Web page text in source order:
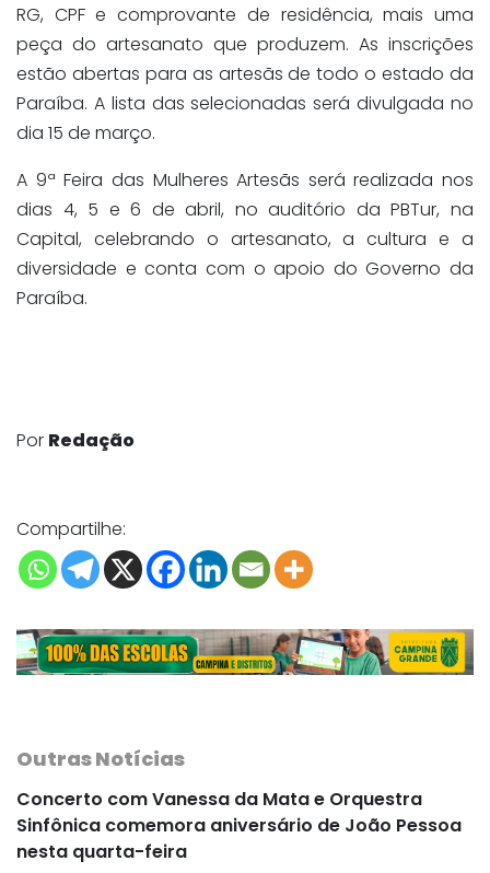
RG, CPF e comprovante de residência, mais uma
peça do artesanato que produzem. As inscrições
estão abertas para as artesãs de todo o estado da
Paraíba. A lista das selecionadas será divulgada no
dia 15 de março.
A 9ª Feira das Mulheres Artesãs será realizada nos
dias 4, 5 e 6 de abril, no auditório da PBTur, na
Capital, celebrando o artesanato, a cultura e a
diversidade e conta com o apoio do Governo da
Paraíba.
Por Redação
Compartilhe:
Outras Notícias
Concerto com Vanessa da Mata e Orquestra
Sinfônica comemora aniversário de João Pessoa
nesta quarta-feira